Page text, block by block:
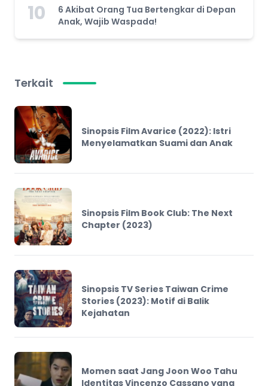
10
6 Akibat Orang Tua Bertengkar di Depan
Anak, Wajib Waspada!
Terkait
Sinopsis Film Avarice (2022): Istri
Menyelamatkan Suami dan Anak
Sinopsis Film Book Club: The Next
Chapter (2023)
Sinopsis TV Series Taiwan Crime
Stories (2023): Motif di Balik
Kejahatan
Momen saat Jang Joon Woo Tahu
Identitas Vincenzo Cassano yang